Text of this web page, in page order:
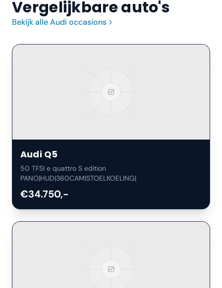
Vergelijkbare auto's
Bekijk alleAudi occasions
Audi Q5
50 TFSI e quattro S edition
PANO|HUD|360CAM|STOELKOELING|
€34.750,-